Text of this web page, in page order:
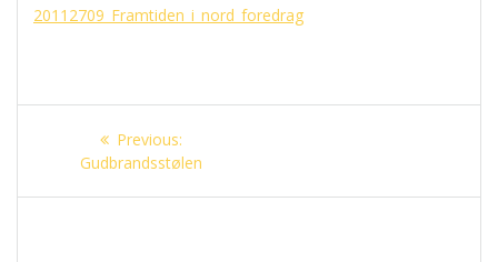
20112709_Framtiden_i_nord_foredrag
Innleggsnavigasjon
Previous:Previous
post:
Gudbrandsstølen